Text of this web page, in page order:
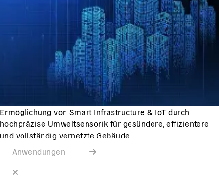
Ermöglichung von Smart Infrastructure & IoT durch
hochpräzise Umweltsensorik für gesündere, effizientere
und vollständig vernetzte Gebäude
Anwendungen